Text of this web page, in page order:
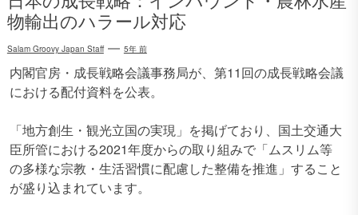
物輸出のハラール対応
Salam Groovy Japan Staff 5年 前
内閣官房・成長戦略会議事務局が、第11回の成長戦略会議
における配付資料を公表。
「地方創生・観光立国の実現」を掲げており、国土交通大
臣所管における2021年度からの取り組みで「ムスリム等
の多様な宗教・生活習慣に配慮した整備を推進」すること
が盛り込まれています。